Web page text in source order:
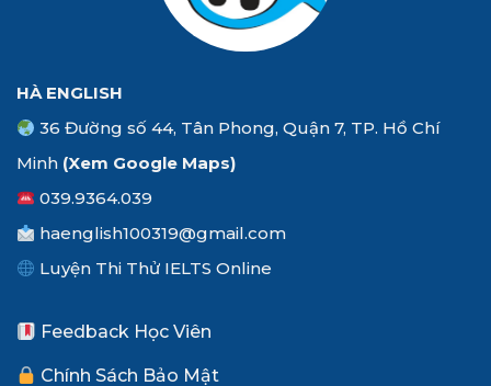
HÀ ENGLISH
36 Đường số 44, Tân Phong, Quận 7, TP. Hồ Chí
Minh (Xem Google Maps)
039.9364.039
haenglish100319@gmail.com
Luyện Thi Thử IELTS Online
Feedback Học Viên
Chính Sách Bảo Mật